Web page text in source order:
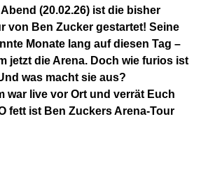
(20.02.26) ist die bisher
von Ben Zucker gestartet! Seine
Monate lang auf diesen Tag –
jetzt die Arena. Doch wie furios ist
was macht sie aus?
war live vor Ort und verrät Euch
fett ist Ben Zuckers Arena-Tour